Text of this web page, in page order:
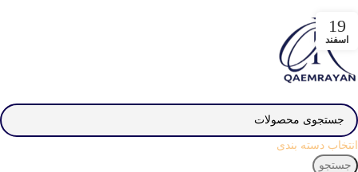
انتخاب دسته بندی
جستجو
19
اسفند